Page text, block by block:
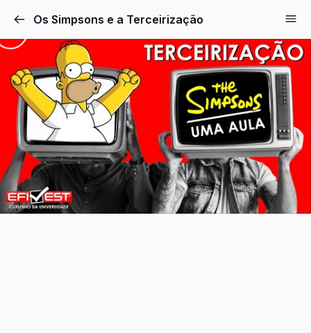
para
o
Os Simpsons e a Terceirização